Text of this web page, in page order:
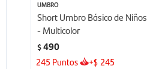
UMBRO
Short Umbro Básico de Niños
- Multicolor
$490
245 Puntos +$ 245